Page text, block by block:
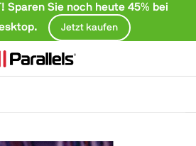
Sparen Sie noch heute 45% bei
Jetzt kaufen